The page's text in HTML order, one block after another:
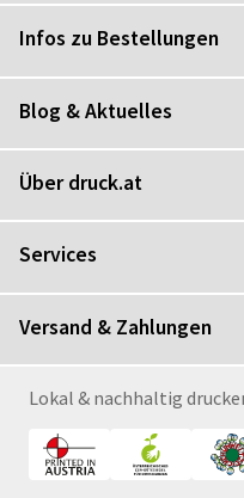
Infos zu Bestellungen
Blog & Aktuelles
Über druck.at
Services
Versand & Zahlungen
Lokal & nachhaltig